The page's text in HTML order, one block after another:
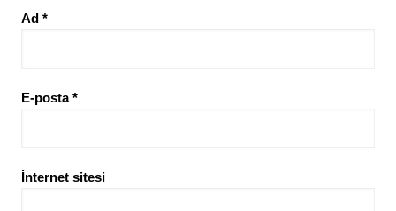
Ad *
E-posta*
İnternet sitesi